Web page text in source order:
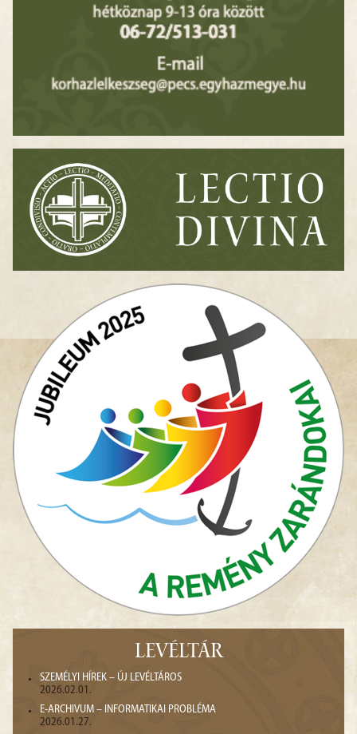
LEVÉLTÁR
SZEMÉLYI HÍREK – ÚJ LEVÉLTÁROS
2026.02.01.
E-ARCHIVUM – INFORMATIKAI PROBLÉMA
2026.01.27.